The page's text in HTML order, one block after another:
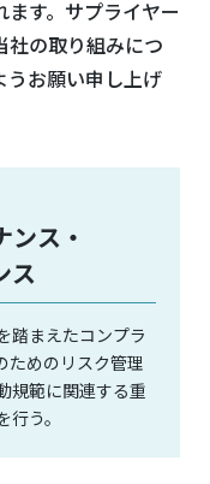
す。サプライヤー
社の取り組みにつ
うお願い申し上げ
ンス・
ス​
踏まえたコンプラ
ためのリスク管理
規範に関連する重
う。